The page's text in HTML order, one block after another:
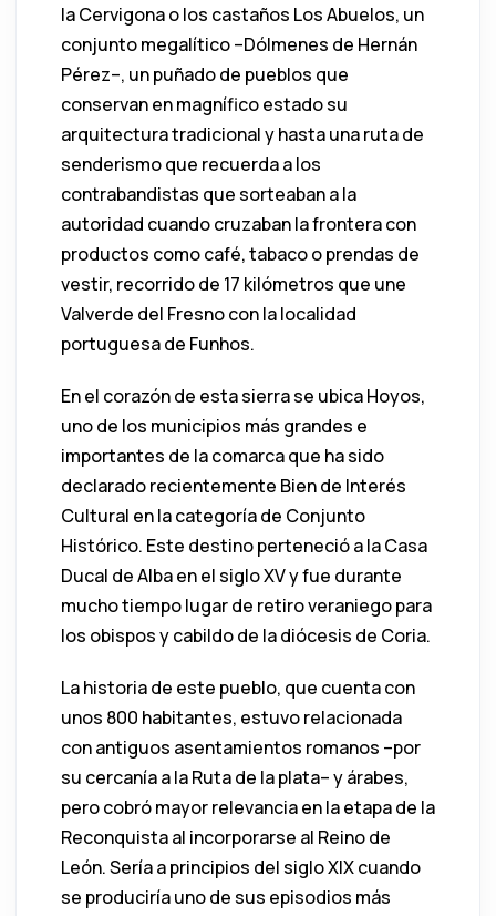
la Cervigona o los castaños Los Abuelos, un
conjunto megalítico –Dólmenes de Hernán
Pérez–, un puñado de pueblos que
conservan en magnífico estado su
arquitectura tradicional y hasta una ruta de
senderismo que recuerda a los
contrabandistas que sorteaban a la
autoridad cuando cruzaban la frontera con
productos como café, tabaco o prendas de
vestir, recorrido de 17 kilómetros que une
Valverde del Fresno con la localidad
portuguesa de Funhos.
En el corazón de esta sierra se ubica Hoyos,
uno de los municipios más grandes e
importantes de la comarca que ha sido
declarado recientemente Bien de Interés
Cultural en la categoría de Conjunto
Histórico. Este destino perteneció a la Casa
Ducal de Alba en el siglo XV y fue durante
mucho tiempo lugar de retiro veraniego para
los obispos y cabildo de la diócesis de Coria.
La historia de este pueblo, que cuenta con
unos 800 habitantes, estuvo relacionada
con antiguos asentamientos romanos –por
su cercanía a la Ruta de la plata– y árabes,
pero cobró mayor relevancia en la etapa de la
Reconquista al incorporarse al Reino de
León. Sería a principios del siglo XIX cuando
se produciría uno de sus episodios más